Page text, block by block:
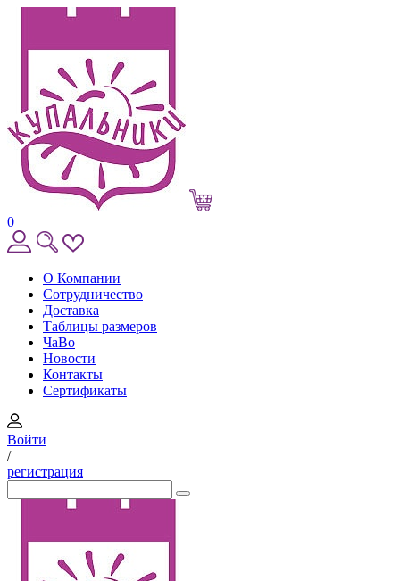
0
О Компании
Сотрудничество
Доставка
Таблицы размеров
ЧаВо
Новости
Контакты
Сертификаты
Войти
/
регистрация